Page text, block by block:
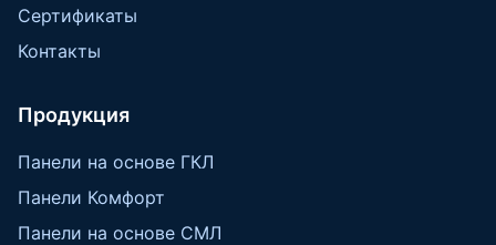
Сертификаты
Контакты
Продукция
Панели на основе ГКЛ
Панели Комфорт
Панели на основе СМЛ